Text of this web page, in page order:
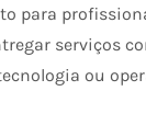
para
serviços
ou